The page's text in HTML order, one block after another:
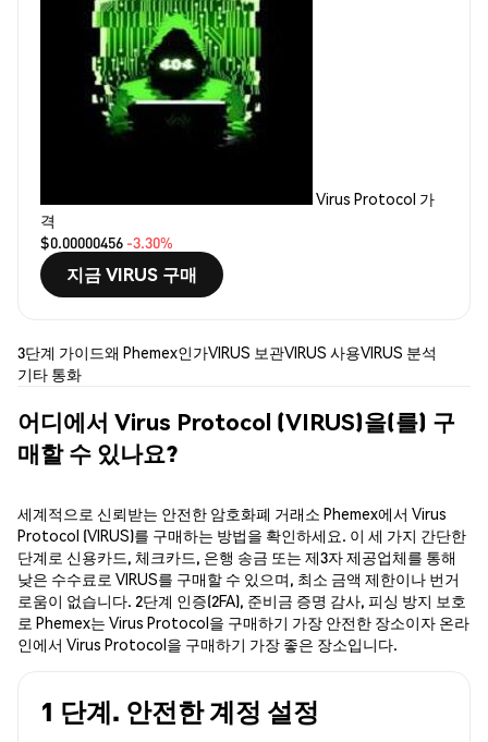
Virus Protocol 가
격
$0.00000456 -3.30%
지금 VIRUS 구매
3단계 가이드왜 Phemex인가VIRUS 보관VIRUS 사용VIRUS 분석
기타 통화
어디에서 Virus Protocol (VIRUS)을(를) 구
매할 수 있나요?
세계적으로 신뢰받는 안전한 암호화폐 거래소 Phemex에서 Virus
Protocol (VIRUS)를 구매하는 방법을 확인하세요. 이 세 가지 간단한
단계로 신용카드, 체크카드, 은행 송금 또는 제3자 제공업체를 통해
낮은 수수료로 VIRUS를 구매할 수 있으며, 최소 금액 제한이나 번거
로움이 없습니다. 2단계 인증(2FA), 준비금 증명 감사, 피싱 방지 보호
로 Phemex는 Virus Protocol을 구매하기 가장 안전한 장소이자 온라
인에서 Virus Protocol을 구매하기 가장 좋은 장소입니다.
1 단계. 안전한 계정 설정